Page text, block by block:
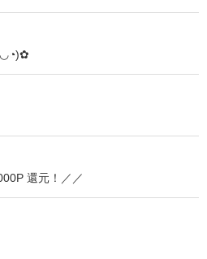
還元！／／